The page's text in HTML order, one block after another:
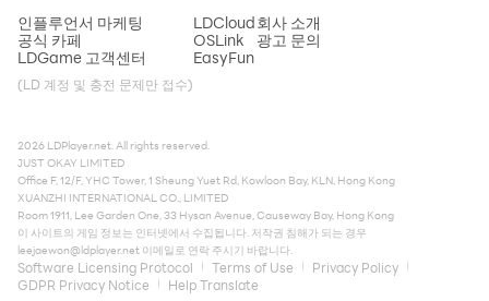
인플루언서 마케팅
공식 카페
LDGame 고객센터
(LD 계정 및 충전 문제만 접수)
LDCloud
OSLink
EasyFun
회사 소개
광고 문의
2026 LDPlayer.net. All rights reserved.
JUST OKAY LIMITED
Office F, 12/F, YHC Tower, 1 Sheung Yuet Rd, Kowloon Bay, KLN, Hong Kong
XUANZHI INTERNATIONAL CO., LIMITED
Room 1911, Lee Garden One, 33 Hysan Avenue, Causeway Bay, Hong Kong
이 사이트의 게임 정보는 인터넷에서 수집됩니다. 저작권 침해가 되는 경우
leejaewon@ldplayer.net 이메일로 연락 주시기 바랍니다.
Software Licensing Protocol Terms of Use
Privacy Policy
GDPR Privacy Notice
Help Translate